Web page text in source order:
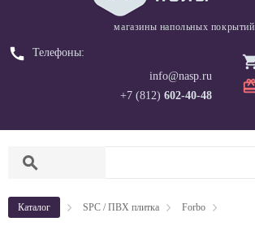
магазины напольных покрытий
call
Телефоны:
info@nasp.ru
+7 (812) 602-40-48
search
Каталог SPC / ПВХ плитка Forbo